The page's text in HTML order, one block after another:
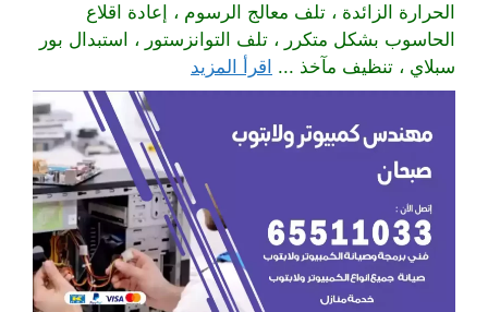
الحرارة الزائدة ، تلف معالج الرسوم ، إعادة اقلاع
الحاسوب بشكل متكرر ، تلف التوانزستور ، استبدال بور
سبلاي ، تنظيف مآخذ ... اقرأ المزيد